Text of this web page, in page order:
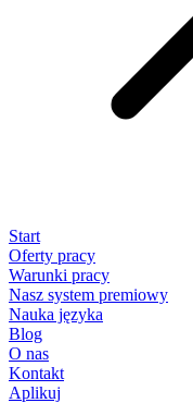
Start
Oferty pracy
Warunki pracy
Nasz system premiowy
Nauka języka
Blog
O nas
Kontakt
Aplikuj